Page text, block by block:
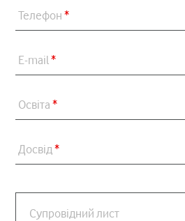
Телефон *
E-mail*
Освіта *
Досвід*
Супровідний лист